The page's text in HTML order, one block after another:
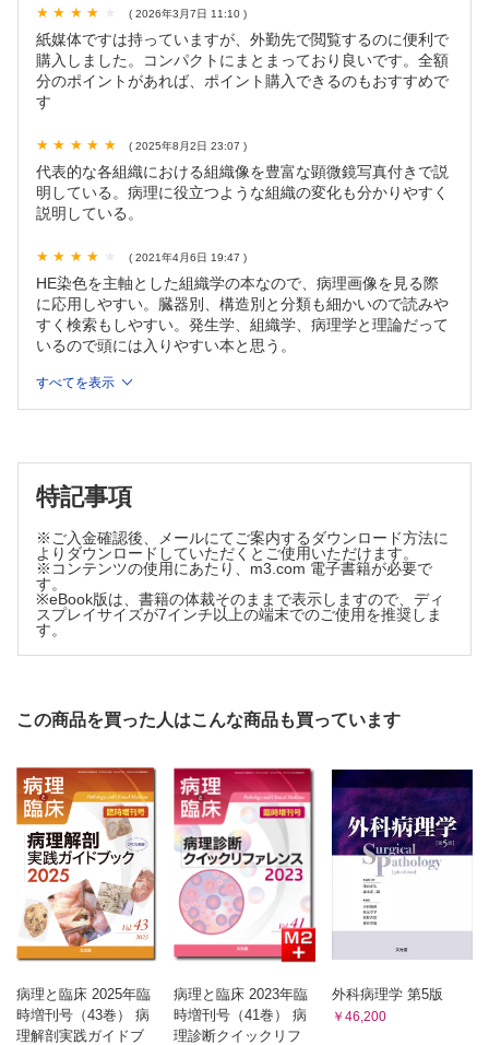
4．大腸・虫垂
5．肛門
6．肝
7．胆囊，胆道
VIII．造血器
1．リンパ節
2．脾
3．骨髄
1．腎
2． 尿路（腎盂，尿管，膀胱，尿道，陰茎）
3．前立腺
4．精巣と精巣付属器
1．外陰部・腟・子宮頸部
4．胎盤
XI．内分泌
1．甲状腺
2．副甲状腺
3．副腎
( 2026年3月7日 11:10 )
紙媒体ですは持っていますが、外勤先で閲覧するのに便利で
購入しました。コンパクトにまとまっており良いです。全額
分のポイントがあれば、ポイント購入できるのもおすすめで
す
( 2025年8月2日 23:07 )
代表的な各組織における組織像を豊富な顕微鏡写真付きで説
明している。病理に役立つような組織の変化も分かりやすく
説明している。
( 2021年4月6日 19:47 )
HE染色を主軸とした組織学の本なので、病理画像を見る際
に応用しやすい。臓器別、構造別と分類も細かいので読みや
すく検索もしやすい。発生学、組織学、病理学と理論だって
いるので頭には入りやすい本と思う。
すべてを表示
特記事項
※ご入金確認後、メールにてご案内するダウンロード方法に
よりダウンロードしていただくとご使用いただけます。
※コンテンツの使用にあたり、m3.com 電子書籍が必要で
す。
※eBook版は、書籍の体裁そのままで表示しますので、ディ
スプレイサイズが7インチ以上の端末でのご使用を推奨しま
す。
この商品を買った人はこんな商品も買っています
病理と臨床 2025年臨
時増刊号（43巻） 病
理解剖実践ガイドブ
病理と臨床 2023年臨
時増刊号（41巻） 病
理診断クイックリフ
外科病理学 第5版
￥46,200